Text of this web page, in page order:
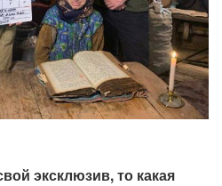
эксклюзив, то какая